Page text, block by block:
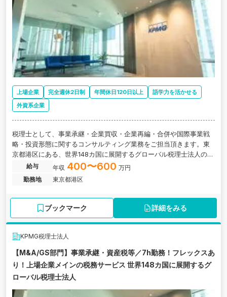
上場企業 完全週休2日制 年間休日120日以上
語学力を活かせる
外資系企業
税理士として、事業承継・企業買収・企業再編・合併や国際事業戦
略・投資形態に関するコンサルティング業務をご担当頂きます。東
京都港区にある、世界148カ国に展開するグローバル税理士法人の求
人です。
給与 年収 400〜600 万円
勤務地
東京都港区
ブックマーク 詳細をみる
KPMG税理士法人
【M&A/GS部門】事業承継・資産税等／7h勤務！フレックスあ
り！上場企業メインの税務サービス 世界148カ国に展開するグ
ローバル税理士法人